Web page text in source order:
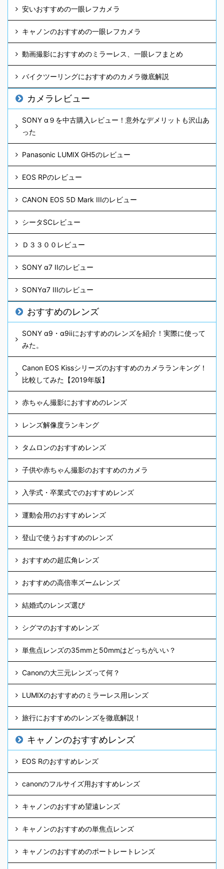
安いおすすめの一眼レフカメラ
キャノンのおすすめの一眼レフカメラ
動画撮影におすすめのミラーレス、一眼レフまとめ
バイクツーリングにおすすめのカメラ徹底解説
カメラレビュー
SONY α９を中古購入レビュー！意外なデメリットも沢山あ
った
Panasonic LUMIX GH5のレビュー
EOS RPのレビュー
CANON EOS 5D Mark IIIのレビュー
シータSCレビュー
Ｄ３３００レビュー
SONY α7 IIのレビュー
SONYα7 IIIのレビュー
おすすめのレンズ
SONY α9・α9ⅱにおすすめのレンズを紹介！実際に使って
みた。
Canon EOS Kissシリーズのおすすめのカメラランキング！
比較してみた【2019年版】
赤ちゃん撮影におすすめのレンズ
レンズ解像度ランキング
タムロンのおすすめレンズ
子供や赤ちゃん撮影のおすすめのカメラ
入学式・卒業式でのおすすめレンズ
運動会用のおすすめレンズ
登山で使うおすすめのレンズ
おすすめの超広角レンズ
おすすめの高倍率ズームレンズ
結婚式のレンズ選び
シグマのおすすめレンズ
単焦点レンズの35mmと50mmはどっちがいい？
Canonの大三元レンズって何？
LUMIXのおすすめのミラーレス用レンズ
旅行におすすめのレンズを徹底解説！
キャノンのおすすめレンズ
EOS Rのおすすめレンズ
canonのフルサイズ用おすすめレンズ
キャノンのおすすめ望遠レンズ
キャノンのおすすめの単焦点レンズ
キャノンのおすすめのポートレートレンズ